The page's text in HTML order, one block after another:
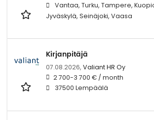
Vantaa, Turku, Tampere,
Jyväskylä, Seinäjoki, Vaasa
Kirjanpitäjä
07.08.2026, Valiant HR Oy
2 700-3 700 € / month
37500 Lempäälä